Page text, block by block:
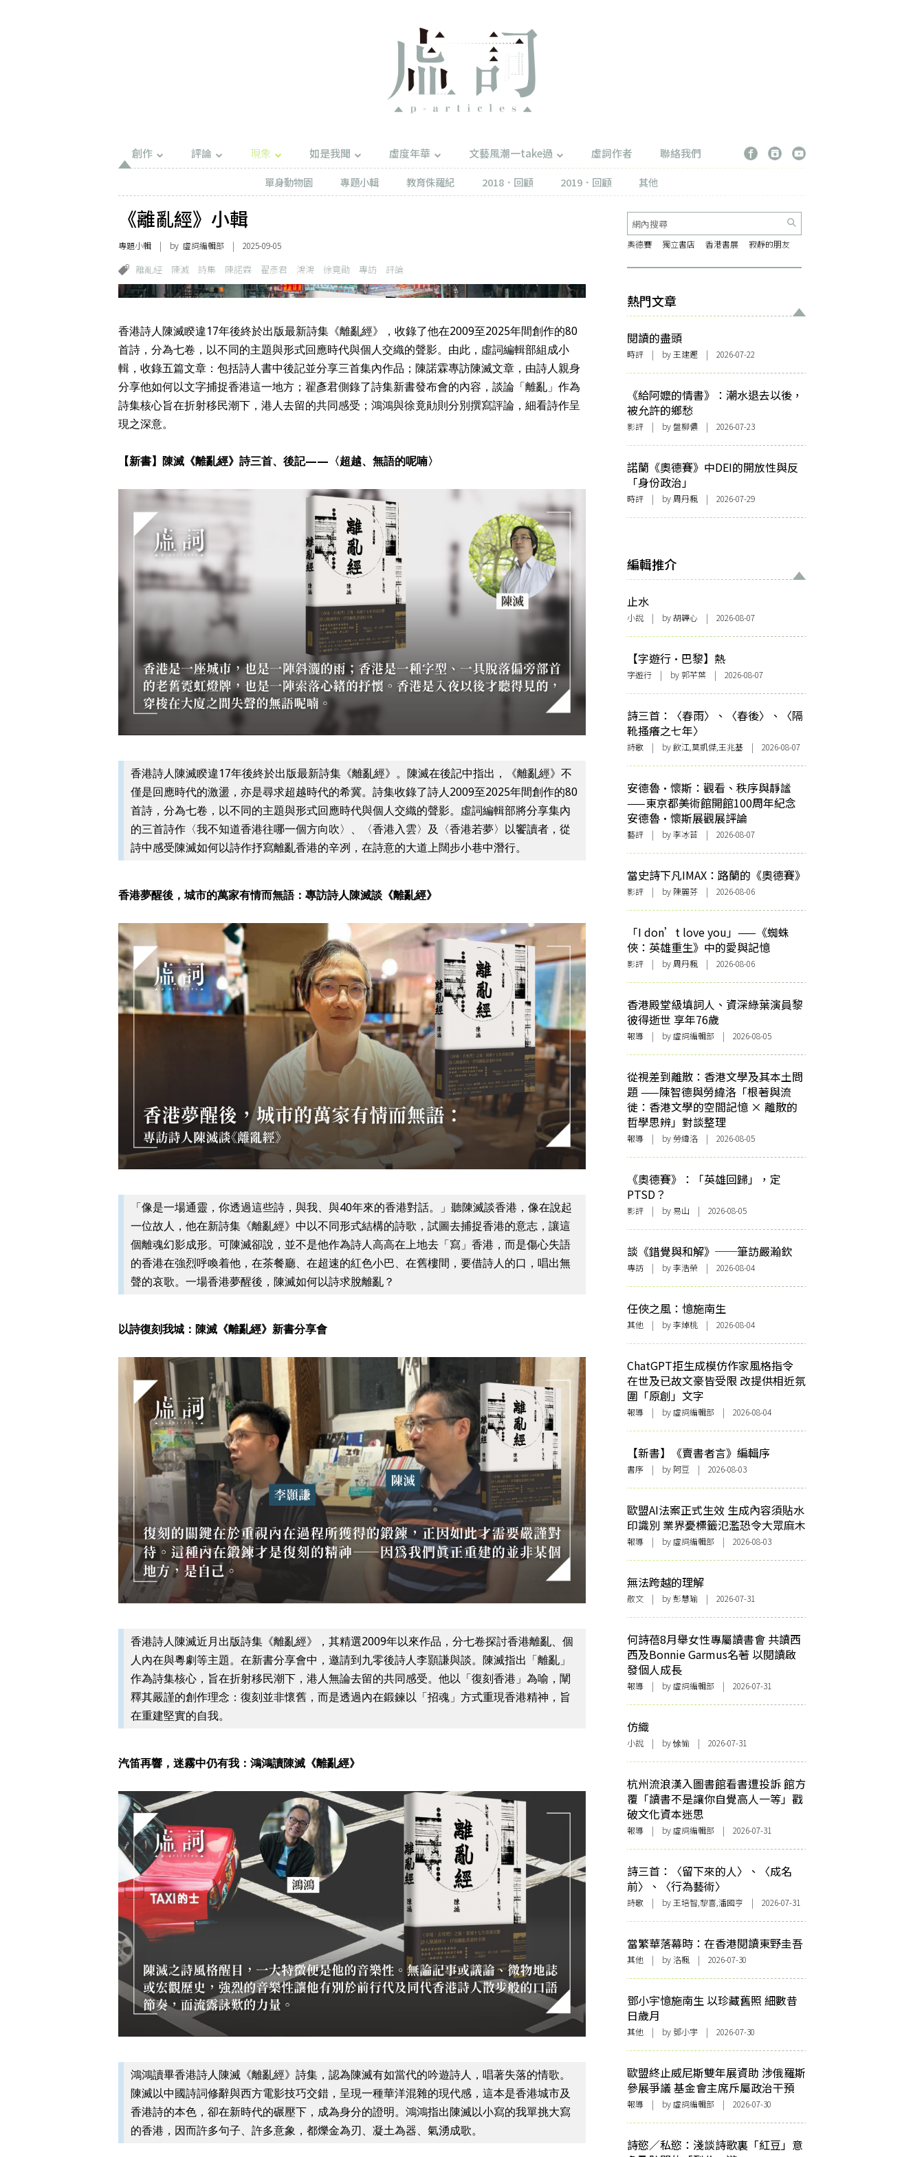
創作 評論 現象 如是我聞 虛度年華 文藝風潮一take過 虛詞作者
聯絡我們
單身動物園
專題小輯 教育侏羅紀 2018．回顧 2019．回顧 其他
《離亂經》小輯
專題小輯 | by 虛詞編輯部 | 2025-09-05
離亂經 陳滅 詩集 陳諾霖 翟彥君 鴻鴻 徐竟勛 專訪 評論
香港詩人陳滅睽違17年後終於出版最新詩集《離亂經》，收錄了他在2009至2025年間創作的80
首詩，分為七卷，以不同的主題與形式回應時代與個人交織的聲影。由此，虛詞編輯部組成小
輯，收錄五篇文章：包括詩人書中後記並分享三首集內作品；陳諾霖專訪陳滅文章，由詩人親身
分享他如何以文字捕捉香港這一地方；翟彥君側錄了詩集新書發布會的內容，談論「離亂」作為
詩集核心旨在折射移民潮下，港人去留的共同感受；鴻鴻與徐竟勛則分別撰寫評論，細看詩作呈
現之深意。
【新書】陳滅《離亂經》詩三首、後記——〈超越、無語的呢喃〉
香港詩人陳滅睽違17年後終於出版最新詩集《離亂經》。陳滅在後記中指出，《離亂經》不
僅是回應時代的激盪，亦是尋求超越時代的希冀。詩集收錄了詩人2009至2025年間創作的80
首詩，分為七卷，以不同的主題與形式回應時代與個人交織的聲影。虛詞編輯部將分享集內
的三首詩作〈我不知道香港往哪一個方向吹〉、〈香港入雲〉及〈香港若夢〉以饗讀者，從
詩中感受陳滅如何以詩作抒寫離亂香港的辛冽，在詩意的大道上闊步小巷中潛行。
香港夢醒後，城市的萬家有情而無語：專訪詩人陳滅談《離亂經》
「像是一場通靈，你透過這些詩，與我、與40年來的香港對話。」聽陳滅談香港，像在說起
一位故人，他在新詩集《離亂經》中以不同形式結構的詩歌，試圖去捕捉香港的意志，讓這
個離魂幻影成形。可陳滅卻說，並不是他作為詩人高高在上地去「寫」香港，而是傷心失語
的香港在強烈呼喚着他，在茶餐廳、在超速的紅色小巴、在舊樓間，要借詩人的口，唱出無
聲的哀歌。一場香港夢醒後，陳滅如何以詩求脫離亂？
以詩復刻我城：陳滅《離亂經》新書分享會
香港詩人陳滅近月出版詩集《離亂經》，其精選2009年以來作品，分七卷探討香港離亂、個
人內在與粵劇等主題。在新書分享會中，邀請到九零後詩人李顥謙與談。陳滅指出「離亂」
作為詩集核心，旨在折射移民潮下，港人無論去留的共同感受。他以「復刻香港」為喻，闡
釋其嚴謹的創作理念：復刻並非懷舊，而是透過內在鍛鍊以「招魂」方式重現香港精神，旨
在重建堅實的自我。
汽笛再響，迷霧中仍有我：鴻鴻讀陳滅《離亂經》
鴻鴻讀畢香港詩人陳滅《離亂經》詩集，認為陳滅有如當代的吟遊詩人，唱著失落的情歌。
陳滅以中國詩詞修辭與西方電影技巧交錯，呈現一種華洋混雜的現代感，這本是香港城市及
香港詩的本色，卻在新時代的碾壓下，成為身分的證明。鴻鴻指出陳滅以小寫的我單挑大寫
的香港，因而許多句子、許多意象，都爍金為刃、凝土為器、氣湧成歌。
奧德賽 獨立書店 香港書展 寂靜的朋友
熱門文章
閱讀的盡頭
時評 | by 王建鏗 | 2026-07-22
《給阿嬤的情書》：潮水退去以後，
被允許的鄉愁
影評 | by 盤柳儂 | 2026-07-23
諾蘭《奧德賽》中DEI的開放性與反
「身份政治」
時評 | by 周丹楓 | 2026-07-29
編輯推介
止水
小說 | by 胡韡心 | 2026-08-07
【字遊行·巴黎】熱
字遊行 | by 郭芊葉 | 2026-08-07
詩三首：〈春雨〉、〈春後〉、〈隔
靴搔癢之七年〉
詩歌 | by 飲江,莫凱傑,王兆基 | 2026-08-07
安德魯·懷斯：觀看、秩序與靜謐
——東京都美術館開館100周年紀念
安德魯·懷斯展觀展評論
藝評 | by 李冰苔 | 2026-08-07
當史詩下凡IMAX：路蘭的《奧德賽》
影評 | by 陳麗芬 | 2026-08-06
「I don’t love you」——《蜘蛛
俠：英雄重生》中的愛與記憶
影評 | by 周丹楓 | 2026-08-06
香港殿堂級填詞人、資深綠葉演員黎
彼得逝世 享年76歲
報導 | by 虛詞編輯部 | 2026-08-05
從視差到離散：香港文學及其本土問
題 ——陳智德與勞緯洛「根著與流
徙：香港文學的空間記憶 × 離散的
哲學思辨」對談整理
報導 | by 勞緯洛 | 2026-08-05
《奧德賽》：「英雄回歸」，定
PTSD？
影評 | by 易山 | 2026-08-05
談《錯覺與和解》──筆訪嚴瀚欽
專訪 | by 李浩榮 | 2026-08-04
任俠之風：憶施南生
其他 | by 李焯桃 | 2026-08-04
ChatGPT拒生成模仿作家風格指令
在世及已故文豪皆受限 改提供相近氛
圍「原創」文字
報導 | by 虛詞編輯部 | 2026-08-04
【新書】《賣書者言》編輯序
書序 | by 阿豆 | 2026-08-03
歐盟AI法案正式生效 生成內容須貼水
印識別 業界憂標籤氾濫恐令大眾麻木
報導 | by 虛詞編輯部 | 2026-08-03
無法跨越的理解
散文 | by 彭慧瑜 | 2026-07-31
何詩蓓8月舉女性專屬讀書會 共讀西
西及Bonnie Garmus名著 以閱讀啟
發個人成長
報導 | by 虛詞編輯部 | 2026-07-31
仿織
小說 | by 悇愉 | 2026-07-31
杭州流浪漢入圖書館看書遭投訴 館方
覆「讀書不是讓你自覺高人一等」戳
破文化資本迷思
報導 | by 虛詞編輯部 | 2026-07-31
詩三首：〈留下來的人〉、〈成名
前〉、〈行為藝術〉
詩歌 | by 王培智,黎喜,潘國亨 | 2026-07-31
當繁華落幕時：在香港閱讀東野圭吾
其他 | by洛楓 | 2026-07-30
鄧小宇憶施南生 以珍藏舊照 細數昔
日歲月
其他 | by 鄧小宇 | 2026-07-30
歐盟終止威尼斯雙年展資助 涉俄羅斯
參展爭議 基金會主席斥屬政治干預
報導 | by 虛詞編輯部 | 2026-07-30
詩慾／私慾：淺談詩歌裏「紅豆」意